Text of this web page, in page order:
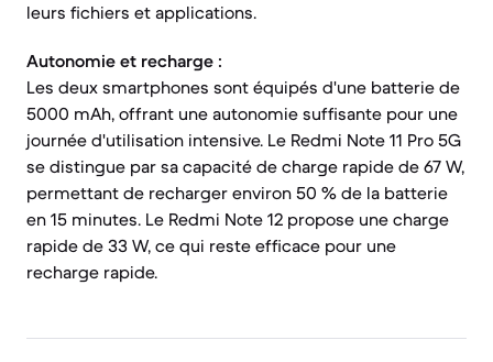
leurs fichiers et applications.
Autonomie et recharge :
Les deux smartphones sont équipés d'une batterie de
5000 mAh, offrant une autonomie suffisante pour une
journée d'utilisation intensive. Le Redmi Note 11 Pro 5G
se distingue par sa capacité de charge rapide de 67 W,
permettant de recharger environ 50 % de la batterie
en 15 minutes. Le Redmi Note 12 propose une charge
rapide de 33 W, ce qui reste efficace pour une
recharge rapide.